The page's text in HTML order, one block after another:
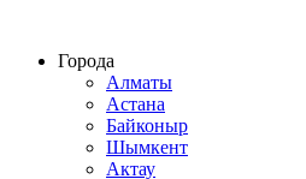
Города
Алматы
Астана
Байконыр
Шымкент
Актау